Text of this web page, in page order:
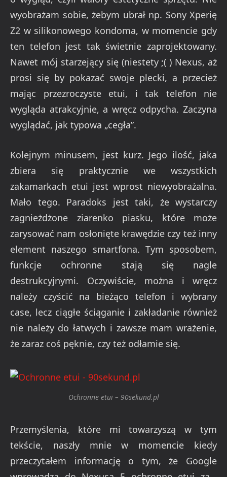
wyobrażam sobie, żebym ubrał np. Sony Xperię
Z2 w silikonowego kondoma, w momencie gdy
ten telefon jest tak świetnie zaprojektowany.
Nawet mój starzejący się (niestety ;( ) Nexus, aż
prosi się by pokazać swoje plecki, a przecież
mając przezroczyste etui, i tak telefon nie
wygląda atrakcyjnie, a wręcz odpycha. Zaczyna
wyglądać, jak typowa „cegła”.
Kolejnym minusem, jest kurz. Jego ilość, jaka
zbiera się praktycznie we wszystkich
zakamarkach etui jest wprost niewyobrażalna.
Mało tego. Paradoks jest taki, że wystarczy
zagnieżdżone ziarenko piasku, które może
zarysować nam osłonięte krawędzie czy też inny
element naszego smartfona. Tym sposobem,
funkcje ochronne stają się nagle
destrukcyjnymi. Oczywiście, można i wręcz
należy czyścić na bieżąco telefon i wybrany
case, lecz ciągłe ściąganie i zakładanie również
nie należy do łatwych i zawsze mam wrażenie,
że zaraz coś pęknie, czy też odłamie się.
Ochronne etui – 90sekund.pl
Przemyślenia, które mi towarzyszą w tym
tekście, naszły mnie w momencie kiedy
przeczytałem informację o tym, że Google